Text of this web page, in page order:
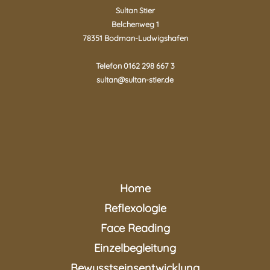
Sultan Stier
Belchenweg 1
78351 Bodman-Ludwigshafen
Telefon 0162 298 667 3
sultan@sultan-stier.de
Home
Reflexologie
Face Reading
Einzelbegleitung